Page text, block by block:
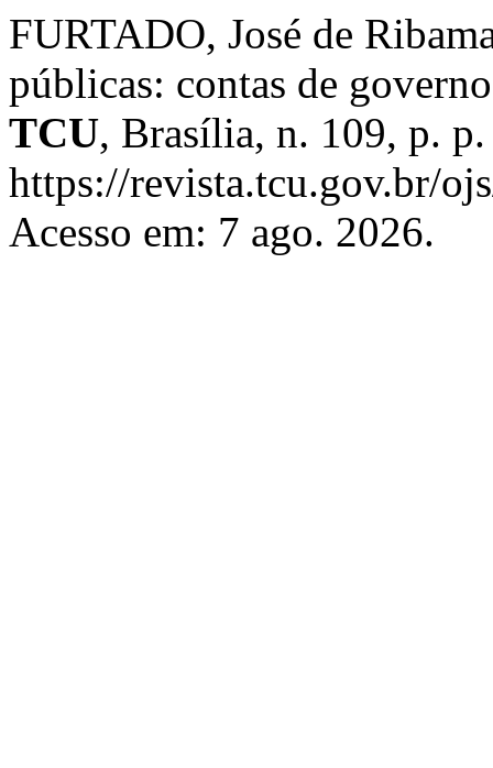
FURTADO, José de
públicas: contas de
TCU, Brasília, n. 109, p.
https://revista.tcu.gov.br/
Acesso em: 7 ago. 2026.